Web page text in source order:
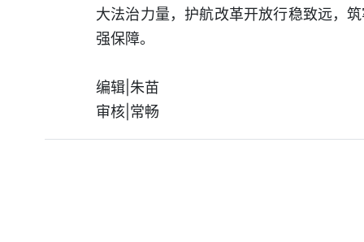
大法治力量，护航改革开放行稳致远，
强保障。
编辑|朱苗
审核|常畅